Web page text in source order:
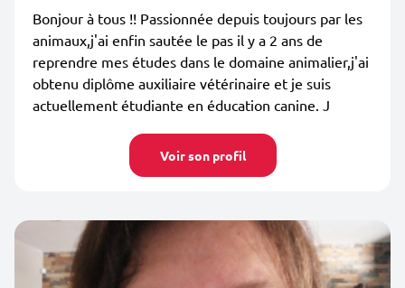
Bonjour à tous !! Passionnée depuis toujours par les
animaux,j'ai enfin sautée le pas il y a 2 ans de
reprendre mes études dans le domaine animalier,j'ai
obtenu diplôme auxiliaire vétérinaire et je suis
actuellement étudiante en éducation canine. J
Voir son profil